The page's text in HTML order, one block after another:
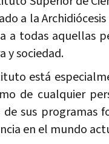
a la
a todas aquellas
y sociedad.
está
de cualquier
de sus programas
en el mundo